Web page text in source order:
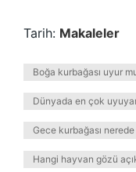
Tarih: Makaleler
Boğa kurbağası uyur
Dünyada en çok
Gece kurbağası
Hangi hayvan gözü